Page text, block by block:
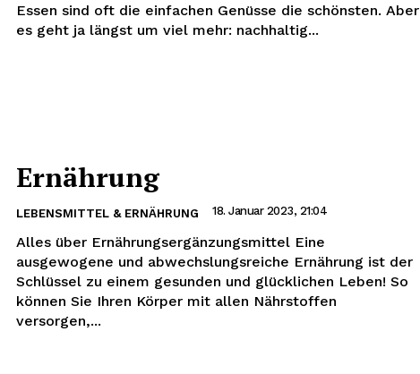
Essen sind oft die einfachen Genüsse die schönsten. Aber
es geht ja längst um viel mehr: nachhaltig...
Ernährung
LEBENSMITTEL & ERNÄHRUNG 18. Januar 2023, 21:04
Alles über Ernährungsergänzungsmittel Eine
ausgewogene und abwechslungsreiche Ernährung ist der
Schlüssel zu einem gesunden und glücklichen Leben! So
können Sie Ihren Körper mit allen Nährstoffen
versorgen,...